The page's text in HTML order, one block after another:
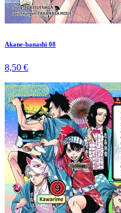
Akane-banashi 08
8,50 €